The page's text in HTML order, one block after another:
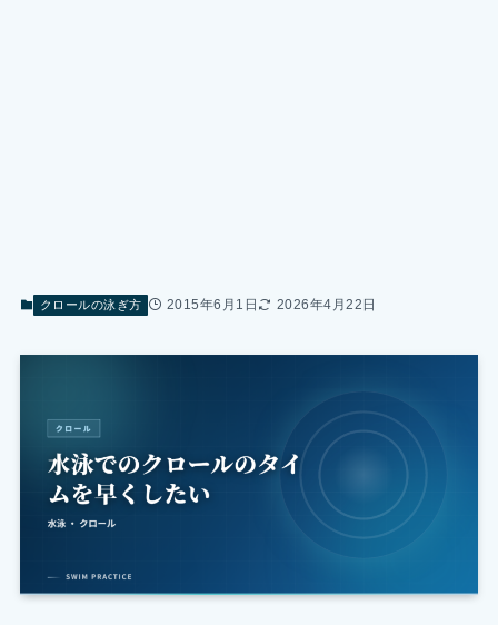
クロールの泳ぎ方 2015年6月1日 2026年4月22日